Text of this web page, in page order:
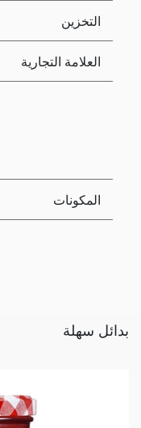
التخزين
العلامة التجارية
المكونات
بدائل سهلة